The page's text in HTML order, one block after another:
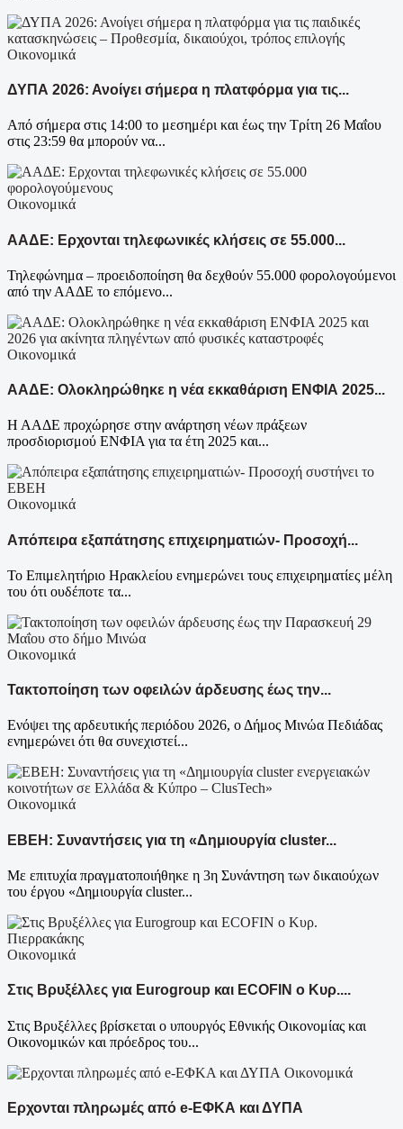
Οικονομικά
ΔΥΠΑ 2026: Ανοίγει σήμερα η πλατφόρμα για τις...
Από σήμερα στις 14:00 το μεσημέρι και έως την Τρίτη 26 Μαΐου
στις 23:59 θα μπορούν να...
Οικονομικά
ΑΑΔΕ: Ερχονται τηλεφωνικές κλήσεις σε 55.000...
Τηλεφώνημα – προειδοποίηση θα δεχθούν 55.000 φορολογούμενοι
από την ΑΑΔΕ το επόμενο...
Οικονομικά
ΑΑΔΕ: Ολοκληρώθηκε η νέα εκκαθάριση ΕΝΦΙΑ 2025...
Η ΑΑΔΕ προχώρησε στην ανάρτηση νέων πράξεων
προσδιορισμού ΕΝΦΙΑ για τα έτη 2025 και...
Οικονομικά
Απόπειρα εξαπάτησης επιχειρηματιών- Προσοχή...
Το Επιμελητήριο Ηρακλείου ενημερώνει τους επιχειρηματίες μέλη
του ότι ουδέποτε τα...
Οικονομικά
Τακτοποίηση των οφειλών άρδευσης έως την...
Ενόψει της αρδευτικής περιόδου 2026, ο Δήμος Μινώα Πεδιάδας
ενημερώνει ότι θα συνεχιστεί...
Οικονομικά
EBEH: Συναντήσεις για τη «Δημιουργία cluster...
Με επιτυχία πραγματοποιήθηκε η 3η Συνάντηση των δικαιούχων
του έργου «Δημιουργία cluster...
Οικονομικά
Στις Βρυξέλλες για Eurogroup και ECOFIN ο Κυρ....
Στις Βρυξέλλες βρίσκεται ο υπουργός Εθνικής Οικονομίας και
Οικονομικών και πρόεδρος του...
Οικονομικά
Ερχονται πληρωμές από e-ΕΦΚΑ και ΔΥΠΑ